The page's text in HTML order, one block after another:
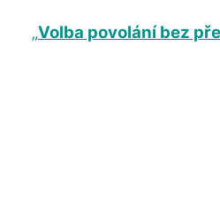
„Volba povolání bez